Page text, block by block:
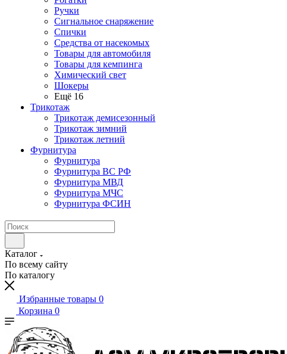
Ручки
Сигнальное снаряжение
Спички
Средства от насекомых
Товары для автомобиля
Товары для кемпинга
Химический свет
Шокеры
Ещё 16
Трикотаж
Трикотаж демисезонный
Трикотаж зимний
Трикотаж летний
Фурнитура
Фурнитура
Фурнитура ВС РФ
Фурнитура МВД
Фурнитура МЧС
Фурнитура ФСИН
Каталог
По всему сайту
По каталогу
Избранные товары 0
Корзина 0